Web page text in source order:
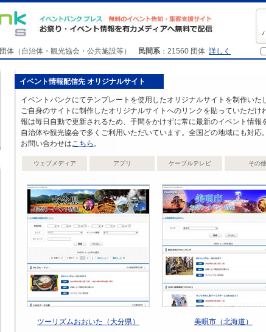
団体（自治体・観光協会・公共施設等） 民間系： 21560 団体 詳しく
イベント情報配信先 オリジナルサイト
イベントバンクにてテンプレートを使用したオリジナルサイトを制作いた
ご自身のサイトに制作したオリジナルサイトへのリンクを貼っていただ
報は毎日自動で更新されるため、手間をかけずに常に最新のイベント情報
自治体や観光協会で多くご利用いただいています。全国どの地域にも対応
お問い合わせはこちら 。
ウェブメディア アプリ ケーブルテレビ その他
ツーリズムおおいた（大分県） 美唄市（北海道）